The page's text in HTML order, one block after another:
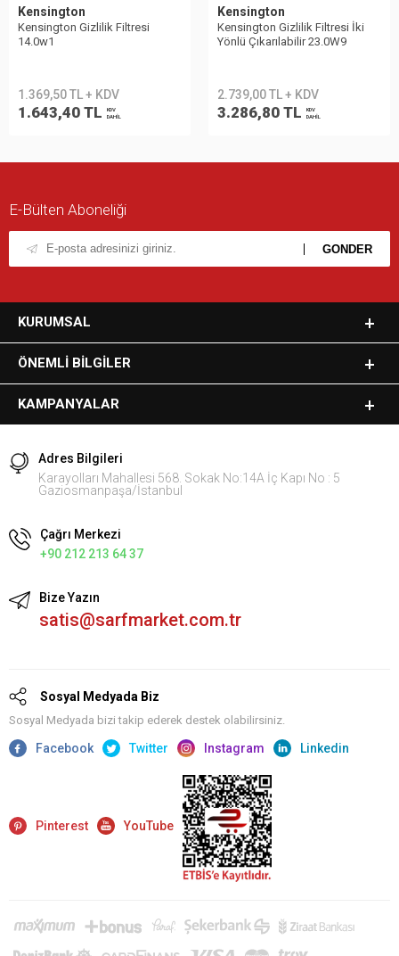
Kensington
Kensington Gizlilik Filtresi
14.0w1
1.369,50 TL + KDV
1.643,40 TL
KDV
DAHİL
Kensington
Kensington Gizlilik Filtresi İki
Yönlü Çıkarılabilir 23.0W9
2.739,00 TL + KDV
3.286,80 TL
KDV
DAHİL
E-Bülten Aboneliği
KURUMSAL
ÖNEMLI BILGILER
KAMPANYALAR
Adres Bilgileri
Karayolları Mahallesi 568. Sokak No:14A İç Kapı No : 5
Gaziosmanpaşa/İstanbul
Çağrı Merkezi
+90 212 213 64 37
Bize Yazın
satis@sarfmarket.com.tr
Sosyal Medyada Biz
Sosyal Medyada bizi takip ederek destek olabilirsiniz.
Facebook Twitter Instagram Linkedin
Pinterest YouTube